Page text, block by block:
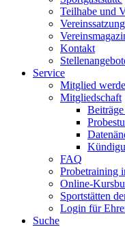
Teilhabe und
Vereinssatzung
Kontakt
Service
Mitglied
Mitgliedschaft
FAQ
Probetraining
Online-
Sportstätten
Login für
Suche